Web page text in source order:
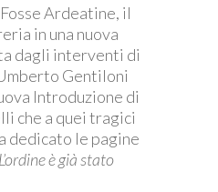
Ardeatine, il
in una nuova
dagli interventi di
Gentiloni
Introduzione di
che a quei tragici
dedicato le pagine
L’ordine è già stato